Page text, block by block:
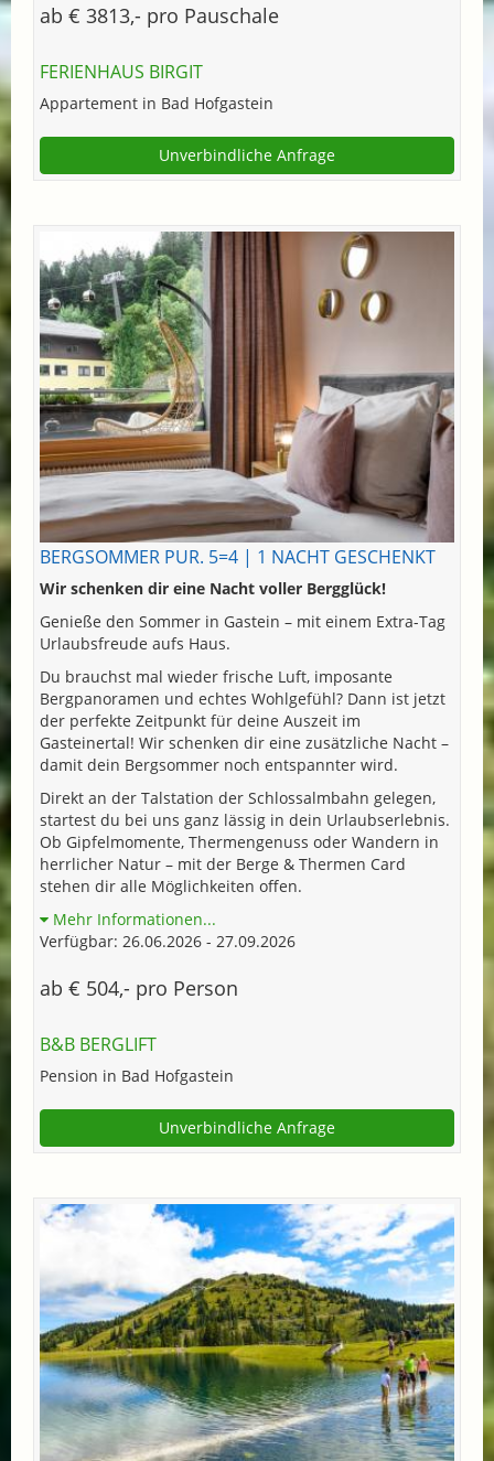
ab € 3813,- pro Pauschale
FERIENHAUS BIRGIT
Appartement in Bad Hofgastein
Unverbindliche Anfrage
BERGSOMMER PUR. 5=4 | 1 NACHT GESCHENKT
Wir schenken dir eine Nacht voller Bergglück!
Genieße den Sommer in Gastein – mit einem Extra-Tag
Urlaubsfreude aufs Haus.
Du brauchst mal wieder frische Luft, imposante
Bergpanoramen und echtes Wohlgefühl? Dann ist jetzt
der perfekte Zeitpunkt für deine Auszeit im
Gasteinertal! Wir schenken dir eine zusätzliche Nacht –
damit dein Bergsommer noch entspannter wird.
Direkt an der Talstation der Schlossalmbahn gelegen,
startest du bei uns ganz lässig in dein Urlaubserlebnis.
Ob Gipfelmomente, Thermengenuss oder Wandern in
herrlicher Natur – mit der Berge & Thermen Card
stehen dir alle Möglichkeiten offen.
Mehr Informationen...
Verfügbar: 26.06.2026 - 27.09.2026
ab € 504,- pro Person
B&B BERGLIFT
Pension in Bad Hofgastein
Unverbindliche Anfrage